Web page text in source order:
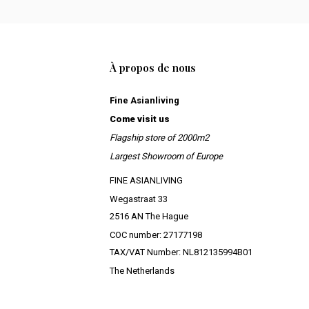
À propos de nous
Fine Asianliving
Come visit us
Flagship store of 2000m2
Largest Showroom of Europe
FINE ASIANLIVING
Wegastraat 33
2516 AN The Hague
COC number: 27177198
TAX/VAT Number: NL812135994B01
The Netherlands